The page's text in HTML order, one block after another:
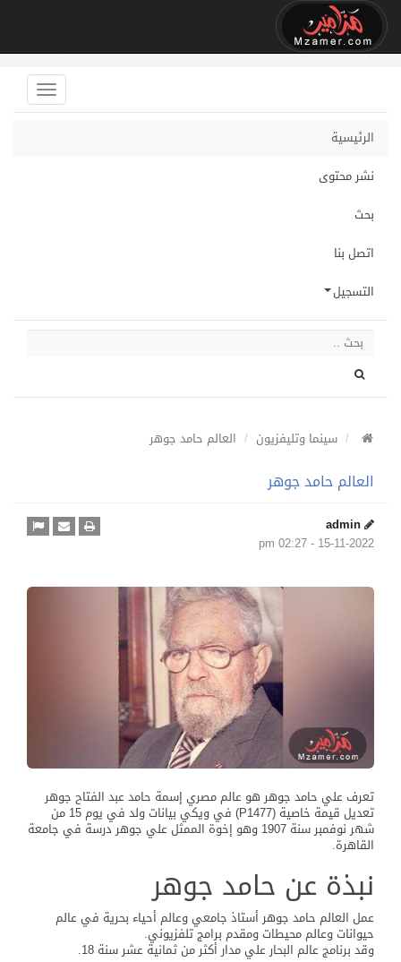
الرئيسية
نشر محتوى
بحث
اتصل بنا
التسجيل
سينما وتليفزيون العالم حامد جوهر
العالم حامد جوهر
admin
15-11-2022 - 02:27 pm
تعرف علي حامد جوهر هو عالم مصري إسمة حامد عبد الفتاح جوهر
تعديل قيمة خاصية (P1477) في ويكي بيانات ولد في يوم 15 من
شهر نوفمبر سنة 1907 وهو إخوة الممثل علي جوهر درسة في جامعة
القاهرة.
نبذة عن حامد جوهر
عمل العالم حامد جوهر أستاذ جامعي وعالم أحياء بحرية في عالم
حيوانات وعالم محيطات ومقدم برامج تلفزيوني.
وقد برنامج عالم البحار علي مدار أكثر من ثمانية عشر سنة 18.